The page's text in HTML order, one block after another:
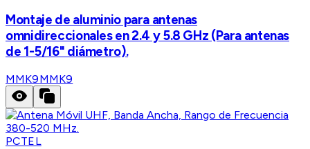
Montaje de aluminio para antenas
omnidireccionales en 2.4 y 5.8 GHz (Para antenas
de 1-5/16" diámetro).
MMK9MMK9
PCTEL